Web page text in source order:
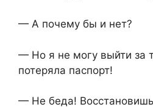
— А почему бы и нет?
— Но я не могу выйти за
потеряла паспорт!
— Не беда!